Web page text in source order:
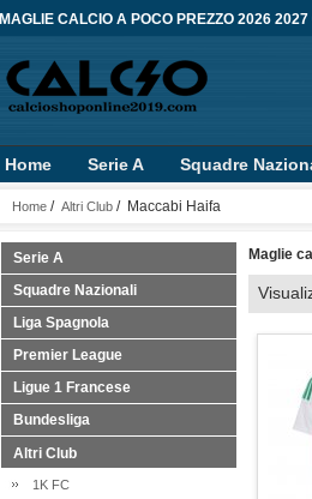
MAGLIE CALCIO A POCO PREZZO 2026 2027
Home Serie A Squadre
Home / Altri Club / Maccabi Haifa
Serie A
Squadre Nazionali
Liga Spagnola
Premier League
Ligue 1 Francese
Bundesliga
Altri Club
1K FC
Maglie